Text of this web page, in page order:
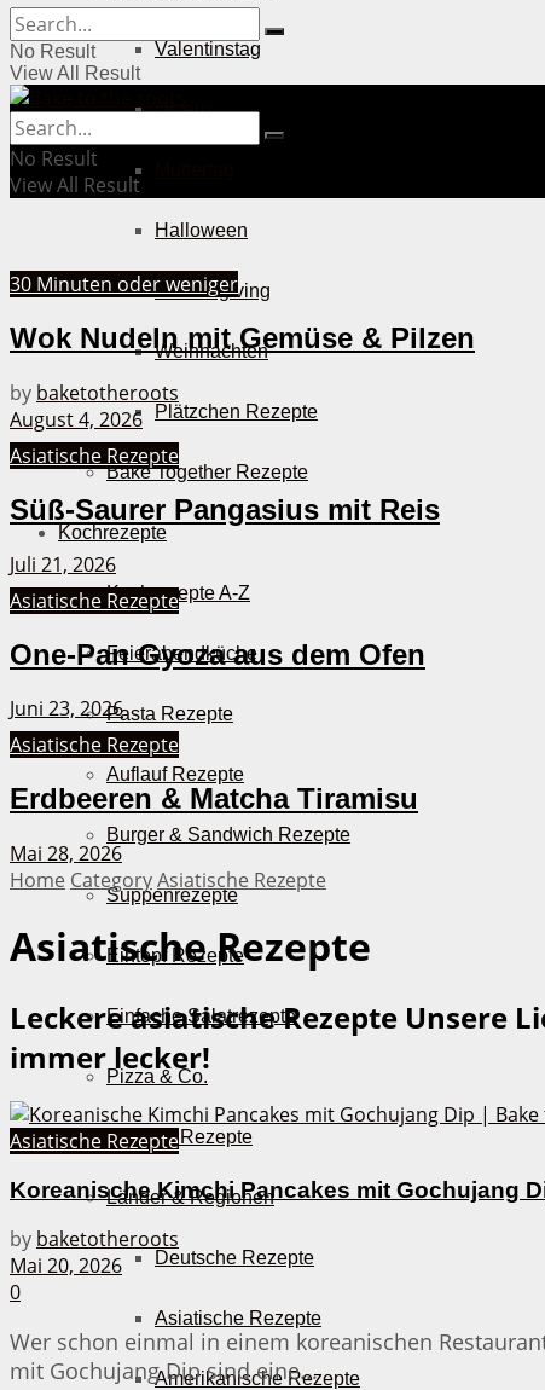
Valentinstag
Ostern
Halloween
Thanksgiving
Weihnachten
Plätzchen Rezepte
Bake Together Rezepte
Kochrezepte
Kochrezepte A-Z
Feierabendküche
Pasta Rezepte
Auflauf Rezepte
Burger & Sandwich Rezepte
Suppenrezepte
Eintopf Rezepte
Einfache Salatrezepte
Pizza & Co.
AirFryer Rezepte
Länder & Regionen
Deutsche Rezepte
Asiatische Rezepte
Amerikanische Rezepte
No Result
View All Result
No Result
View All Result
30 Minuten oder weniger
Wok Nudeln mit Gemüse & Pilzen
by baketotheroots
August 4, 2026
Asiatische Rezepte
Süß-Saurer Pangasius mit Reis
Juli 21, 2026
Asiatische Rezepte
One-Pan Gyoza aus dem Ofen
Juni 23, 2026
Asiatische Rezepte
Erdbeeren & Matcha Tiramisu
Mai 28, 2026
Home CategoryAsiatische Rezepte
Asiatische Rezepte
Leckere asiatische Rezepte Unsere
immer lecker!
Asiatische Rezepte
Koreanische Kimchi Pancakes mit Gochujang
by baketotheroots
Mai 20, 2026
0
Wer schon einmal in einem koreanischen
mit Gochujang Dip sind eine...